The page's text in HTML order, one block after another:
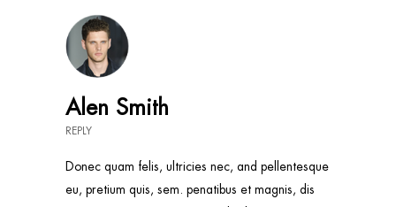
Alen Smith
REPLY
Donec quam felis, ultricies nec, and pellentesque
eu, pretium quis, sem. penatibus et magnis, dis